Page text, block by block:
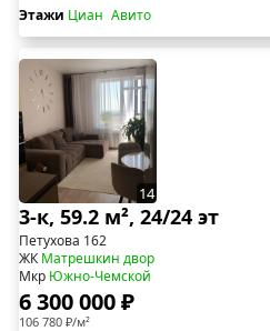
Этажи Циан Авито
14
3-к, 59.2 м², 24/24 эт
Петухова 162
ЖКМатрешкин двор
Мкр Южно-Чемской
6 300 000 ₽
106 780 ₽/м²